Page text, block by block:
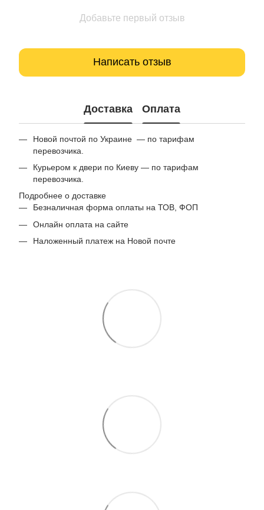
Добавьте первый отзыв
Написать отзыв
Доставка Оплата
Новой почтой по Украине — по тарифам
перевозчика.
Курьером к двери по Киеву — по тарифам
перевозчика.
Подробнее о доставке
Безналичная форма оплаты на ТОВ, ФОП
Онлайн оплата на сайте
Наложенный платеж на Новой почте